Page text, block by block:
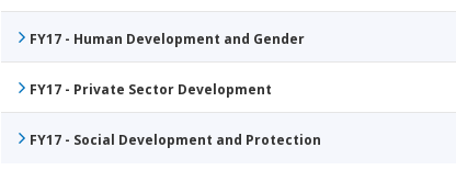
FY17 - Human Development and Gender
FY17 - Private Sector Development
FY17 - Social Development and Protection